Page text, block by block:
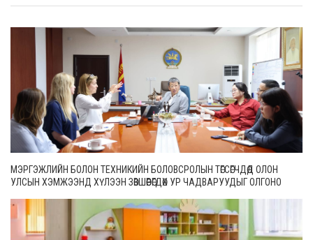
МЭРГЭЖЛИЙН БОЛОН ТЕХНИКИЙН БОЛОВСРОЛЫН ТӨГСӨГЧДӨД ОЛОН
УЛСЫН ХЭМЖЭЭНД ХҮЛЭЭН ЗӨВШӨӨРӨГДӨХ УР ЧАДВАРУУДЫГ ОЛГОНО